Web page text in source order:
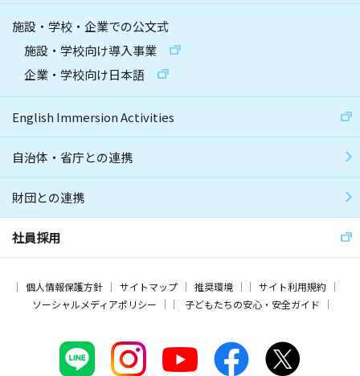
施設・学校・企業での公文式
施設・学校向け導入事業
企業・学校向け日本語
English Immersion Activities
自治体・省庁との連携
財団との連携
社員採用
個人情報保護方針 サイトマップ 推奨環境
サイト利用規約
ソーシャルメディアポリシー
子どもたちの安心・安全ガイド